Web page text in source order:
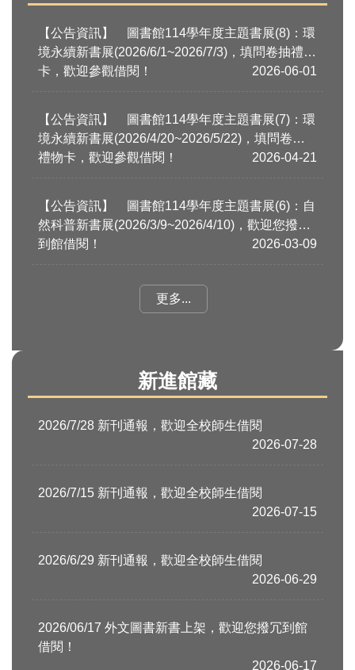
【公告資訊】
境永續新書展(2026/6/1~2026/7/3)，填問卷抽禮物
卡，歡迎參觀借閱！
2026-06-01
【公告資訊】
境永續新書展(2026/4/20~2026/5/22)，填問卷抽
禮物卡，歡迎參觀借閱！
2026-04-21
【公告資訊】
然科普新書展(2026/3/9~2026/4/10)，歡迎您撥冗
到館借閱！
2026-03-09
更多...
新進館藏
2026/7/28 新刊通報，歡迎全校師生借閱
2026-07-28
2026/7/15 新刊通報，歡迎全校師生借閱
2026-07-15
2026/6/29 新刊通報，歡迎全校師生借閱
2026-06-29
2026/06/17 外文圖書新書上架，歡迎您撥冗到館
借閱！
2026-06-17